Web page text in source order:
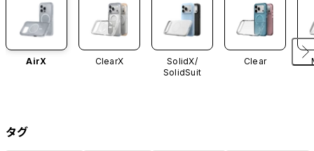
AirX ClearX
SolidX/
SolidSuit
Clear
タグ